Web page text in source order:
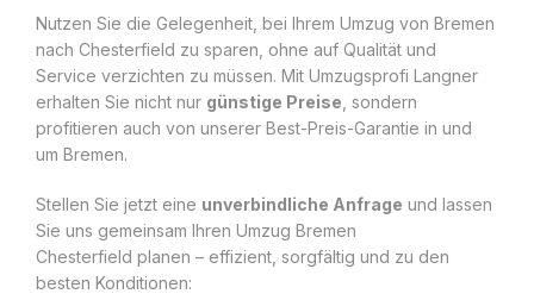
Nutzen Sie die Gelegenheit, bei Ihrem Umzug von Bremen
nach Chesterfield zu sparen, ohne auf Qualität und
Service verzichten zu müssen. Mit Umzugsprofi Langner
erhalten Sie nicht nur günstige Preise , sondern
profitieren auch von unserer Best-Preis-Garantie in und
um Bremen.
Stellen Sie jetzt eine unverbindliche Anfrage und lassen
Sie uns gemeinsam Ihren Umzug Bremen
Chesterfield planen – effizient, sorgfältig und zu den
besten Konditionen: